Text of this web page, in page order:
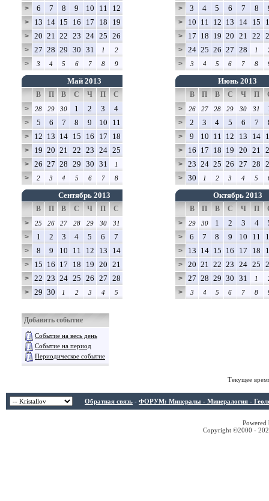
> 6 7 8 9 10 11 12
> 13 14 15 16 17 18 19
> 20 21 22 23 24 25 26
> 27 28 29 30 31 1 2
> 3 4 5 6 7 8 9
> 3 4 5 6 7 8
> 10 11 12 13 14 15
> 17 18 19 20 21 22
> 24 25 26 27 28 1
> 3 4 5 6 7 8
Май 2013
В П В С Ч П
С
>
28 29 30 1 2 3 4
> 5 6 7 8 9 10 11
> 12 13 14 15 16 17 18
> 19 20 21 22 23 24 25
> 26 27 28 29 30 31 1
> 2 3 4 5 6 7 8
Июнь 2013
В П В С Ч П
>
26 27 28 29 30 31
> 2 3 4 5 6 7
> 9 10 11 12 13 14
> 16 17 18 19 20 21
> 23 24 25 26 27 28
> 30 1 2 3 4 5
Сентябрь 2013
В П В С Ч П
С
>
25 26 27 28 29 30 31
> 1 2 3 4 5 6 7
> 8 9 10 11 12 13 14
> 15 16 17 18 19 20 21
> 22 23 24 25 26 27 28
> 29 30 1 2 3 4 5
Октябрь 2013
В П В С Ч П
>
29 30 1 2 3 4
> 6 7 8 9 10 11
> 13 14 15 16 17 18
> 20 21 22 23 24 25
> 27 28 29 30 31 1
> 3 4 5 6 7 8
Добавить событие
Событие на весь день
Событие на период
Периодическое событие
Текущее
Обратная связь - ФОРУМ: Минералы - Минералогия -
Copyright ©2000 -